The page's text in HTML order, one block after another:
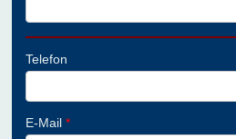
Telefon
E-Mail*